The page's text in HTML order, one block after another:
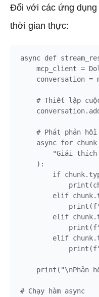
Đối với các ứng dụng
thời gian thực:
async def
mcp_client =
conversation =
# Thiết lập
    # Phát phản hồi
async for
"Giải
    ):
if
elif
elif
elif
print("\nPhản
# Chạy hàm async